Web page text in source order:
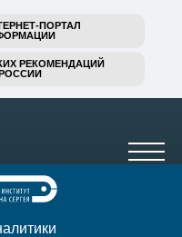
ПОРТАЛ
РЕКОМЕНДАЦИЙ